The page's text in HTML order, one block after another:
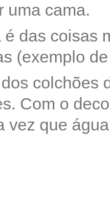
uma cama.
das coisas
(exemplo
colchões
Com o
vez que